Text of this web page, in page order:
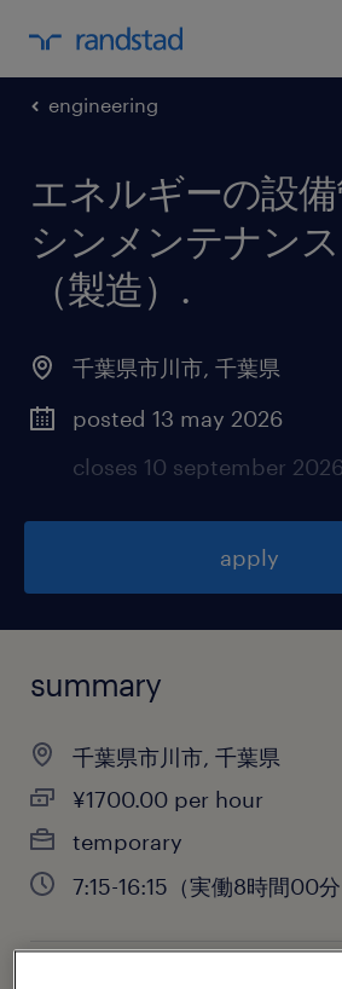
engineering
エネルギーの設
シンメンテナン
（製造） .
千葉県市川市, 千葉県
posted 13 may 2026
closes 10 september 2026
apply
summary
千葉県市川市, 千葉県
¥1700.00 per hour
temporary
7:15-16:15（実働8時間00